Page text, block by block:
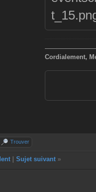
Cordialement,
Trouver
Sujet suivant »